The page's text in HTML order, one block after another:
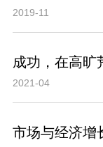
2019-11
成功，在高旷
2021-04
市场与经济增